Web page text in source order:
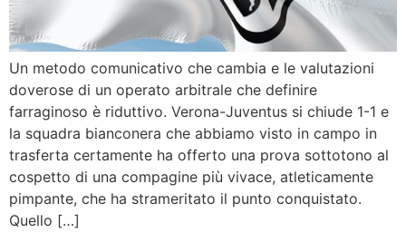
Un metodo comunicativo che cambia e le valutazioni
doverose di un operato arbitrale che definire
farraginoso è riduttivo. Verona-Juventus si chiude 1-1 e
la squadra bianconera che abbiamo visto in campo in
trasferta certamente ha offerto una prova sottotono al
cospetto di una compagine più vivace, atleticamente
pimpante, che ha strameritato il punto conquistato.
Quello […]